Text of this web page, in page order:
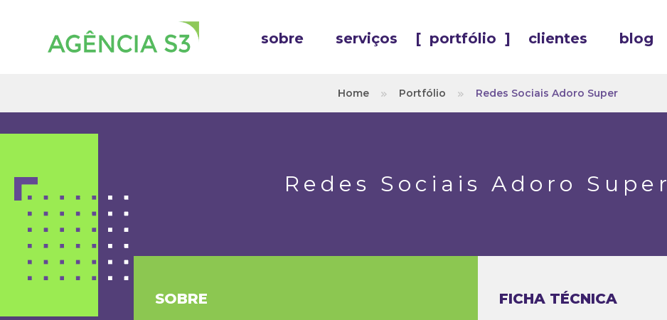
sobre serviços [ ]
portfólio clientes blog
Home Portfólio Redes Sociais Adoro Super
Redes Sociais Adoro Super
SOBRE FICHA TÉCNICA